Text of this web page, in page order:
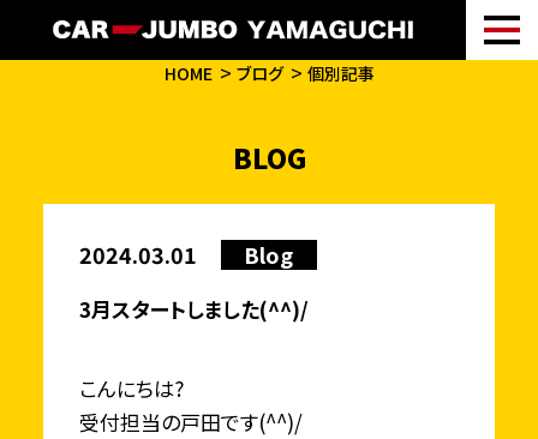
HOME ブログ 個別記事
BLOG
2024.03.01 Blog
3月スタートしました(^^)/
こんにちは?
受付担当の戸田です(^^)/